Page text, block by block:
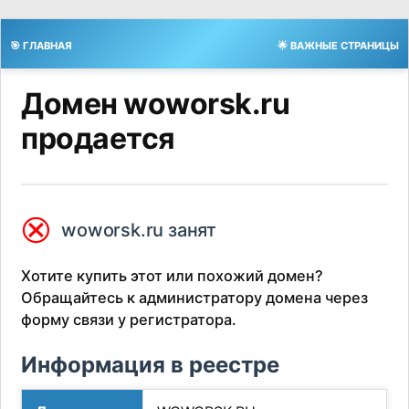
🎯 ГЛАВНАЯ 🌟 ВАЖНЫЕ СТРАНИЦЫ
Домен woworsk.ru
продается
⮿ woworsk.ru занят
Хотите купить этот или похожий домен?
Обращайтесь к администратору домена через
форму связи у регистратора.
Информация в реестре